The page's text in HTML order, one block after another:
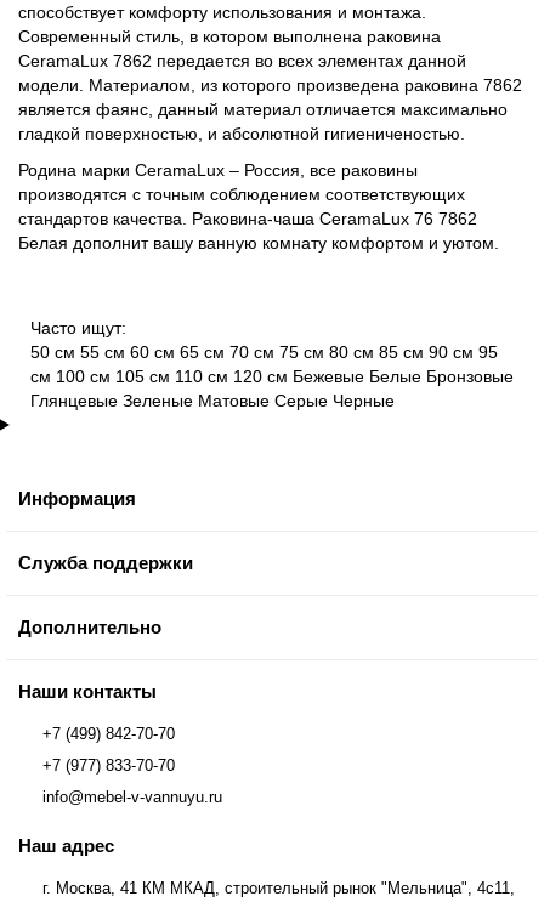
способствует комфорту использования и монтажа.
Современный стиль, в котором выполнена раковина
CeramaLux 7862 передается во всех элементах данной
модели. Материалом, из которого произведена раковина 7862
является фаянс, данный материал отличается максимально
гладкой поверхностью, и абсолютной гигиениченостью.
Родина марки CeramaLux – Россия, все раковины
производятся с точным соблюдением соответствующих
стандартов качества. Раковина-чаша CeramaLux 76 7862
Белая дополнит вашу ванную комнату комфортом и уютом.
Часто ищут:
50 см 55 см 60 см 65 см 70 см 75 см 80 см 85 см 90 см 95
см 100 см 105 см 110 см 120 см Бежевые Белые Бронзовые
Глянцевые Зеленые Матовые Серые Черные
Информация
Служба поддержки
Дополнительно
Наши контакты
+7 (499) 842-70-70
+7 (977) 833-70-70
info@mebel-v-vannuyu.ru
Наш адрес
г. Москва, 41 КМ МКАД, строительный рынок "Мельница", 4с11,